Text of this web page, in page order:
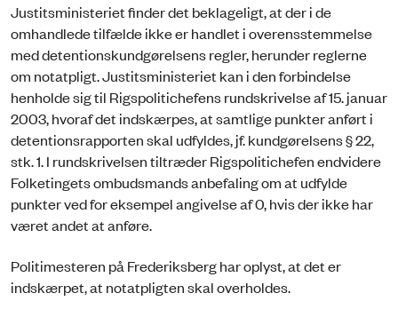
Justitsministeriet finder det beklageligt, at der i de
omhandlede tilfælde ikke er handlet i overensstemmelse
med detentionskundgørelsens regler, herunder reglerne
om notatpligt. Justitsministeriet kan i den forbindelse
henholde sig til Rigspolitichefens rundskrivelse af 15. januar
2003, hvoraf det indskærpes, at samtlige punkter anført i
detentionsrapporten skal udfyldes, jf. kundgørelsens § 22,
stk. 1. I rundskrivelsen tiltræder Rigspolitichefen endvidere
Folketingets ombudsmands anbefaling om at udfylde
punkter ved for eksempel angivelse af 0, hvis der ikke har
været andet at anføre.
Politimesteren på Frederiksberg har oplyst, at det er
indskærpet, at notatpligten skal overholdes.